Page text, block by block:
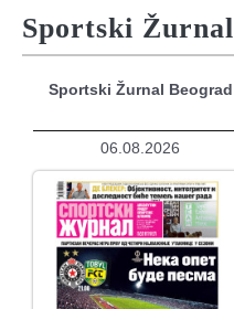
Sportski Žurnal
Sportski Žurnal Beograd
06.08.2026